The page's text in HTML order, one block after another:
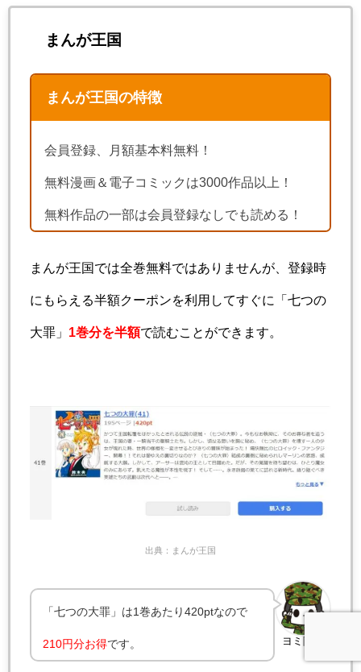
まんが王国
まんが王国の特徴
会員登録、月額基本料無料！
無料漫画＆電子コミックは3000作品以上！
無料作品の一部は会員登録なしでも読める！
まんが王国では全巻無料ではありませんが、登録時
にもらえる半額クーポンを利用してすぐに「七つの
大罪」 1巻分を半額で読むことができます。
出典：まんが王国
ヨミ隊員
「七つの大罪」は1巻あたり420ptなので
210円分お得です。